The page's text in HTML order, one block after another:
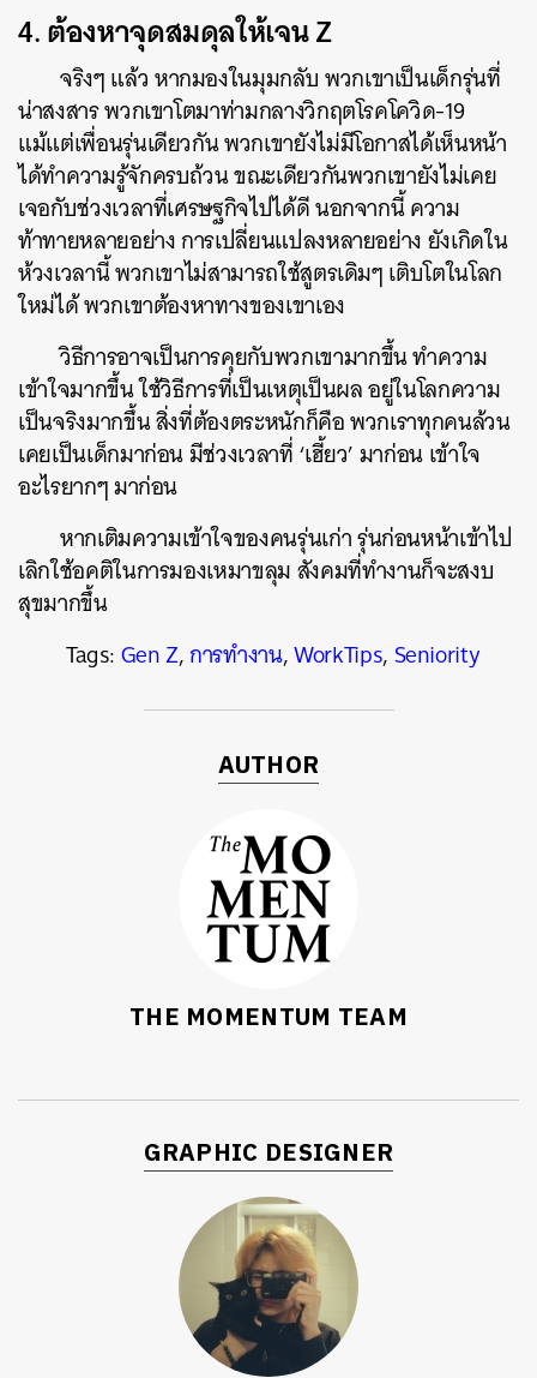
4. ต้องหาจุดสมดุลให้เจน Z
จริงๆ แล้ว หากมองในมุมกลับ พวกเขาเป็นเด็กรุ่นที่
น่าสงสาร พวกเขาโตมาท่ามกลางวิกฤตโรคโควิด-19
แม้แต่เพื่อนรุ่นเดียวกัน พวกเขายังไม่มีโอกาสได้เห็นหน้า
ได้ทำความรู้จักครบถ้วน ขณะเดียวกันพวกเขายังไม่เคย
เจอกับช่วงเวลาที่เศรษฐกิจไปได้ดี นอกจากนี้ ความ
ท้าทายหลายอย่าง การเปลี่ยนแปลงหลายอย่าง ยังเกิดใน
ห้วงเวลานี้ พวกเขาไม่สามารถใช้สูตรเดิมๆ เติบโตในโลก
ใหม่ได้ พวกเขาต้องหาทางของเขาเอง
วิธีการอาจเป็นการคุยกับพวกเขามากขึ้น ทำความ
เข้าใจมากขึ้น ใช้วิธีการที่เป็นเหตุเป็นผล อยู่ในโลกความ
เป็นจริงมากขึ้น สิ่งที่ต้องตระหนักก็คือ พวกเราทุกคนล้วน
เคยเป็นเด็กมาก่อน มีช่วงเวลาที่ ‘เฮี้ยว’ มาก่อน เข้าใจ
อะไรยากๆ มาก่อน
หากเติมความเข้าใจของคนรุ่นเก่า รุ่นก่อนหน้าเข้าไป
เลิกใช้อคติในการมองเหมาขลุม สังคมที่ทำงานก็จะสงบ
สุขมากขึ้น
Tags:Gen Z,การทำงาน,WorkTips,Seniority
AUTHOR
THE MOMENTUM TEAM
GRAPHIC DESIGNER